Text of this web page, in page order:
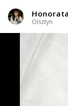
Graficzny /
Olsztyn